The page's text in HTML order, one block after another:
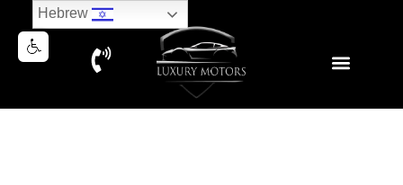
Hebrew